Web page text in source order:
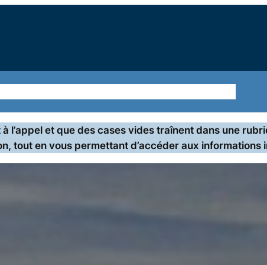
l’appel et que des cases vides traînent dans une
tout en vous permettant d’accéder aux informations